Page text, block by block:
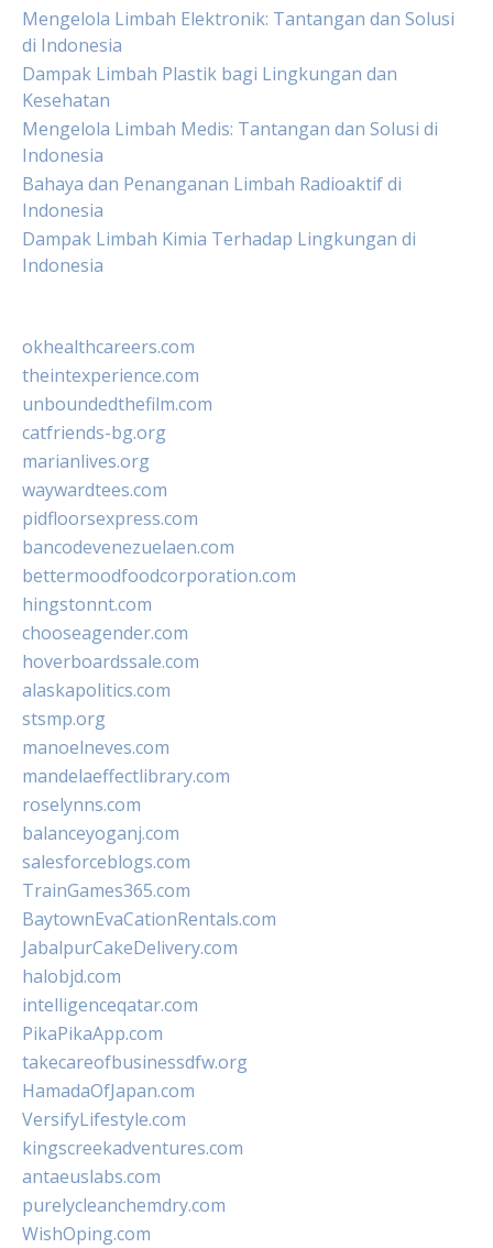
Mengelola Limbah Elektronik: Tantangan dan Solusi
di Indonesia
Dampak Limbah Plastik bagi Lingkungan dan
Kesehatan
Mengelola Limbah Medis: Tantangan dan Solusi di
Indonesia
Bahaya dan Penanganan Limbah Radioaktif di
Indonesia
Dampak Limbah Kimia Terhadap Lingkungan di
Indonesia
okhealthcareers.com
theintexperience.com
unboundedthefilm.com
catfriends-bg.org
marianlives.org
waywardtees.com
pidfloorsexpress.com
bancodevenezuelaen.com
bettermoodfoodcorporation.com
hingstonnt.com
chooseagender.com
hoverboardssale.com
alaskapolitics.com
stsmp.org
manoelneves.com
mandelaeffectlibrary.com
roselynns.com
balanceyoganj.com
salesforceblogs.com
TrainGames365.com
BaytownEvaCationRentals.com
JabalpurCakeDelivery.com
halobjd.com
intelligenceqatar.com
PikaPikaApp.com
takecareofbusinessdfw.org
HamadaOfJapan.com
VersifyLifestyle.com
kingscreekadventures.com
antaeuslabs.com
purelycleanchemdry.com
WishOping.com